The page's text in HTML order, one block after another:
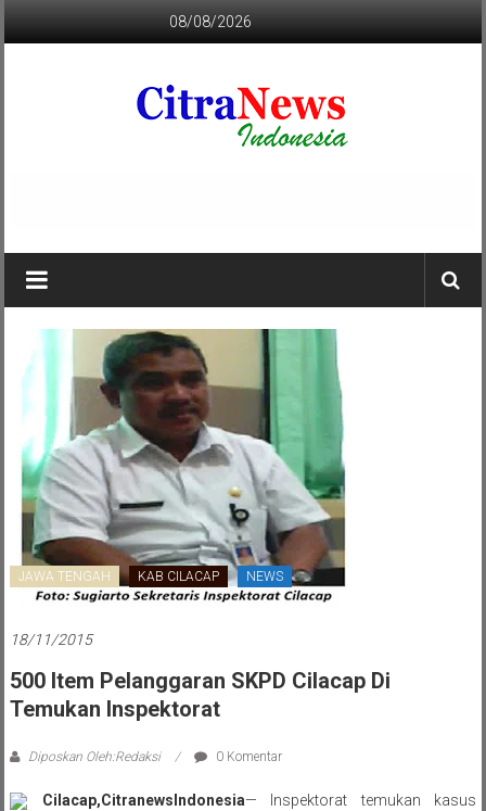
08/08/2026
BERANI
DAN
KRISTIS
JAWA TENGAH KAB CILACAP NEWS
18/11/2015
500 Item Pelanggaran SKPD Cilacap Di
Temukan Inspektorat
Diposkan Oleh:Redaksi 0 Komentar
Cilacap,CitranewsIndonesia— Inspektorat temukan kasus